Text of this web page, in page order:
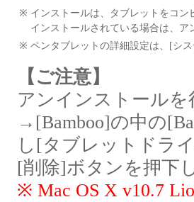
※ インストールは、タブレットをコ
インストールされている場合は、
※ ペンタブレットの詳細設定は、[シ
【ご注意】
アンインストール
→[Bamboo]の中の
し[タブレットドラ
[削除]ボタンを押下
※ Mac OS X v10.7